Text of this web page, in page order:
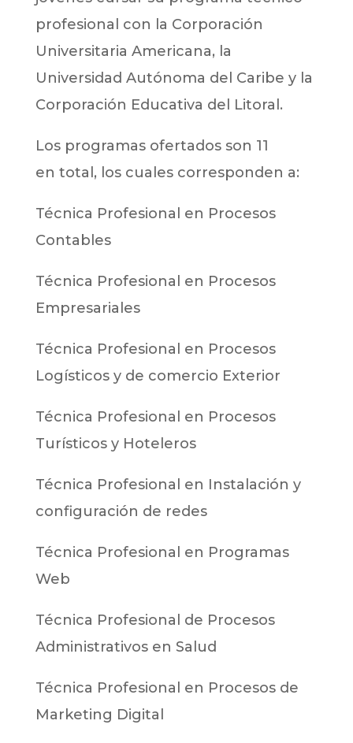
profesional con la Corporación
Universitaria Americana, la
Universidad Autónoma del Caribe y la
Corporación Educativa del Litoral.
Los programas ofertados son 11
en total, los cuales corresponden a:
Técnica Profesional en Procesos
Contables
Técnica Profesional en Procesos
Empresariales
Técnica Profesional en Procesos
Logísticos y de comercio Exterior
Técnica Profesional en Procesos
Turísticos y Hoteleros
Técnica Profesional en Instalación y
configuración de redes
Técnica Profesional en Programas
Web
Técnica Profesional de Procesos
Administrativos en Salud
Técnica Profesional en Procesos de
Marketing Digital